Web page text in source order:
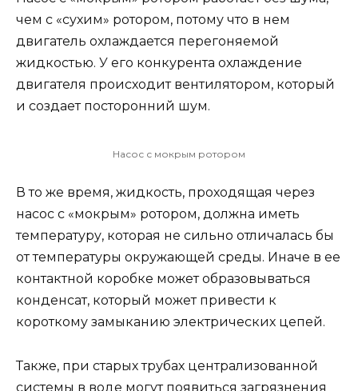
чем с «сухим» ротором, потому что в нем
двигатель охлаждается перегоняемой
жидкостью. У его конкурента охлаждение
двигателя происходит вентилятором, который
и создает посторонний шум.
Насос с мокрым ротором
В то же время, жидкость, проходящая через
насос с «мокрым» ротором, должна иметь
температуру, которая не сильно отличалась бы
от температуры окружающей среды. Иначе в ее
контактной коробке может образовываться
конденсат, который может привести к
короткому замыканию электрических цепей.
Также, при старых трубах централизованной
системы в воде могут появиться загрязнения